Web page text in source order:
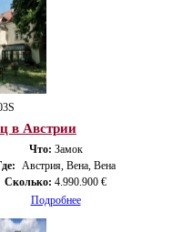
в Австрии
Что: Замок
Австрия, Вена, Вена
Сколько: 4.990.900 €
Подробнее